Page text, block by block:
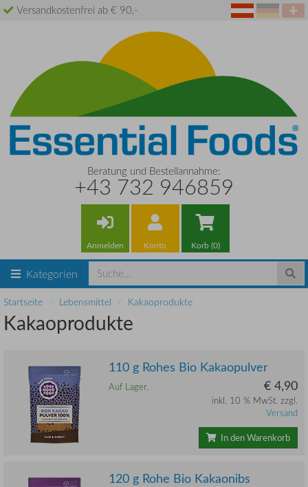
Versandkostenfrei ab € 90,-
Beratung und Bestellannahme:
+43 732 946859
Anmelden Konto Korb (0)
Kategorien
Startseite Lebensmittel Kakaoprodukte
Kakaoprodukte
110 g Rohes Bio Kakaopulver
Auf Lager. € 4,90
inkl. 10 % MwSt. zzgl.
Versand
In den Warenkorb
120 g Rohe Bio Kakaonibs